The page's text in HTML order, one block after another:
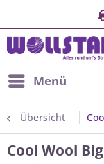
Menü
Übersicht
Cool Wool